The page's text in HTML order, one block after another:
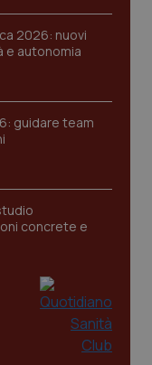
2026: nuovi
e autonomia
guidare team
concrete e